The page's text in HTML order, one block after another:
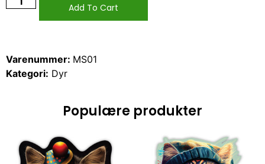
Add To Cart
Varenummer: MS01
Kategori: Dyr
Populære produkter